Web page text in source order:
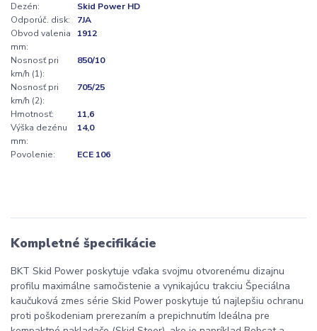
Dezén:
Skid Power HD
Odporúč. disk:
7JA
Obvod valenia
mm:
1912
Nosnosť pri
km/h (1):
850/10
Nosnosť pri
km/h (2):
705/25
Hmotnosť:
11,6
Výška dezénu
mm:
14,0
Povolenie: ECE 106
Kompletné špecifikácie
BKT Skid Power poskytuje vďaka svojmu otvorenému dizajnu
profilu maximálne samočistenie a vynikajúcu trakciu Špeciálna
kaučuková zmes série Skid Power poskytuje tú najlepšiu ochranu
proti poškodeniam prerezaním a prepichnutím Ideálna pre